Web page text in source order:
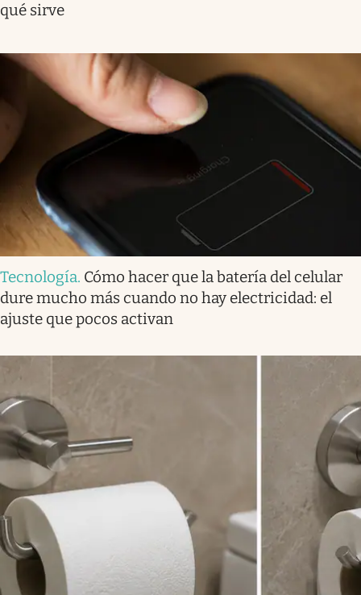
qué sirve
Tecnología. Cómo hacer que la batería del celular
dure mucho más cuando no hay electricidad: el
ajuste que pocos activan